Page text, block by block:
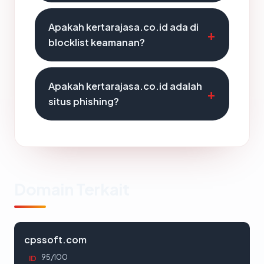
Apakah kertarajasa.co.id ada di
blocklist keamanan?
Apakah kertarajasa.co.id adalah
situs phishing?
cpssoft.com
ID 95/100